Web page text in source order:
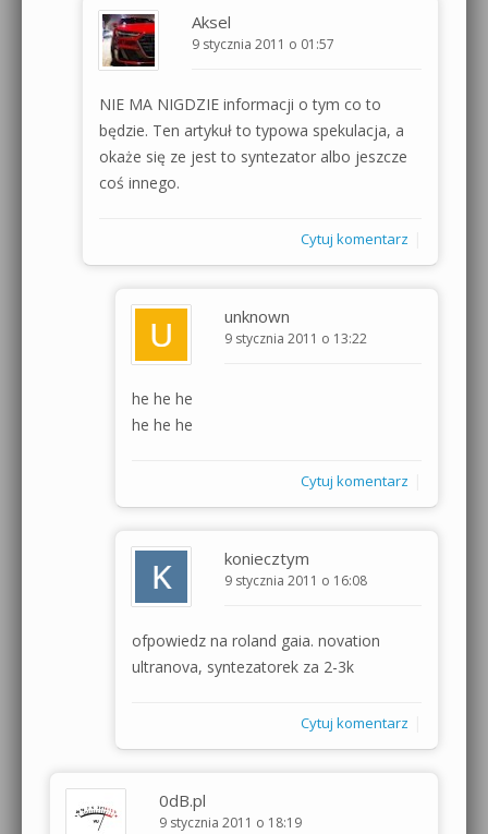
Aksel
9 stycznia 2011 o 01:57
NIE MA NIGDZIE informacji o tym co to
będzie. Ten artykuł to typowa spekulacja, a
okaże się ze jest to syntezator albo jeszcze
coś innego.
Cytuj komentarz
unknown
9 stycznia 2011 o 13:22
he he he
he he he
Cytuj komentarz
koniecztym
9 stycznia 2011 o 16:08
ofpowiedz na roland gaia. novation
ultranova, syntezatorek za 2-3k
Cytuj komentarz
0dB.pl
9 stycznia 2011 o 18:19